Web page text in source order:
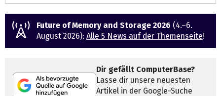
Future of Memory and Storage 2026 (4.–6.
August 2026): Alle 5 News auf der Themenseite!
Dir gefällt ComputerBase?
Lasse dir unsere neuesten
Artikel in der Google-Suche